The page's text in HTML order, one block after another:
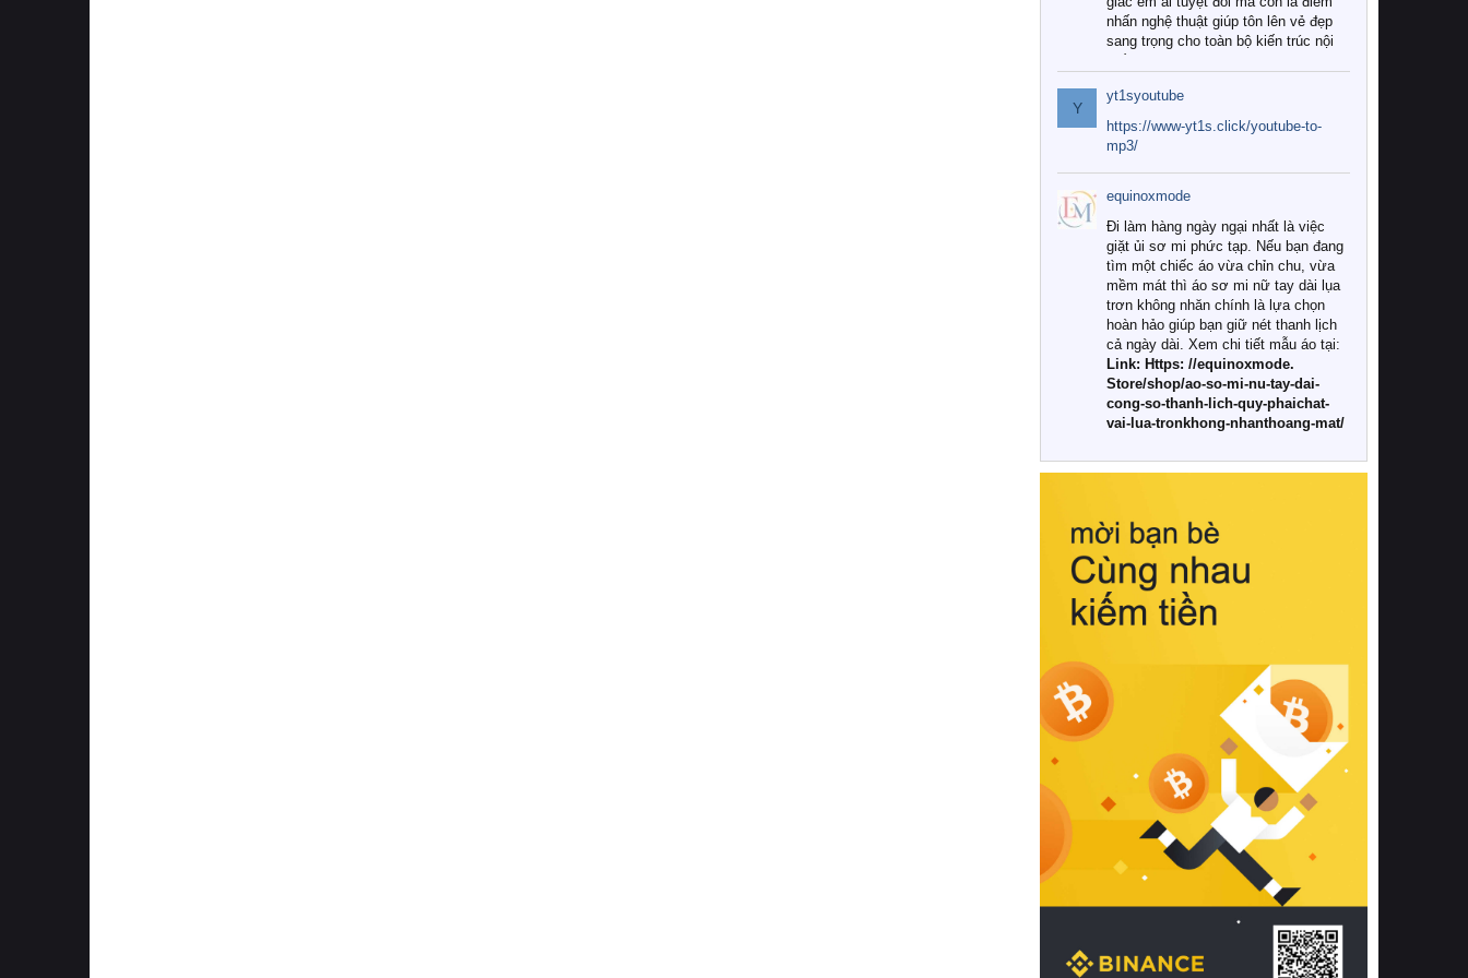
nhấn nghệ thuật giúp tôn lên vẻ đẹp
sang trọng cho toàn bộ kiến trúc nội
Tuy nhiên, giữa thị trường đa dạng
với vô vàn thương hiệu và mẫu mã
như hiện nay, làm thế nào để chọn
được những bộ chăn ga gối đệm cao
cấp thực sự chất lượng, phù hợp với
khí hậu và nhu cầu sử dụng của gia
đình? Hãy cùng chúng tôi đi tìm lời
giải đáp chi tiết qua bài viết dưới đây.
1. Tại sao các gia đình hiện đại lại ưa
chuộng chăn ga gối đệm cao cấp?
Khác với các dòng sản phẩm thông
thường, những bộ chăn ga gối đệm
cao cấp trải qua quy trình sản xuất
nghiêm ngặt từ khâu chọn lọc nguyên
liệu tự nhiên đến công nghệ dệt
nhuộm hiện đại không chứa hóa chất
này, bạn sẽ cảm nhận rõ rệt sự khác
hồi chuẩn xác của phần đệm nâng đỡ
cột sống.
Bên cạnh đó, việc lựa chọn các dòng
sản phẩm đạt chuẩn chất lượng quốc
tế còn giúp ngăn ngừa tình trạng kích
khuẩn và nấm mốc trong điều kiện
thời tiết nóng ẩm. Bạn có thể tìm hiểu
thêm các nghiên cứu khoa học về tác
động của giấc ngủ và môi trường
phòng ngủ đối với sức khỏe con
người tại Sleep Foundation (External
Link) để có cái nhìn toàn diện hơn.
2. Các tiêu chí vàng khi lựa chọn
chăn ga gối đệm cao cấp cho phòng
ngủ
Để sở hữu một bộ chăn ga gối đệm
cao cấp hoàn hảo cả về thẩm mỹ lẫn
công năng, người tiêu dùng cần cân
nhắc kỹ lưỡng các tiêu chí quan trọng
Y
yt1syoutube
https://www-yt1s.click/youtube-to-
mp3/
equinoxmode
Đi làm hàng ngày ngại nhất là việc
giặt ủi sơ mi phức tạp. Nếu bạn đang
tìm một chiếc áo vừa chỉn chu, vừa
mềm mát thì áo sơ mi nữ tay dài lụa
trơn không nhăn chính là lựa chọn
hoàn hảo giúp bạn giữ nét thanh lịch
cả ngày dài. Xem chi tiết mẫu áo tại:
Link: Https: //equinoxmode.
Store/shop/ao-so-mi-nu-tay-dai-
cong-so-thanh-lich-quy-phaichat-
vai-lua-tronkhong-nhanthoang-mat/